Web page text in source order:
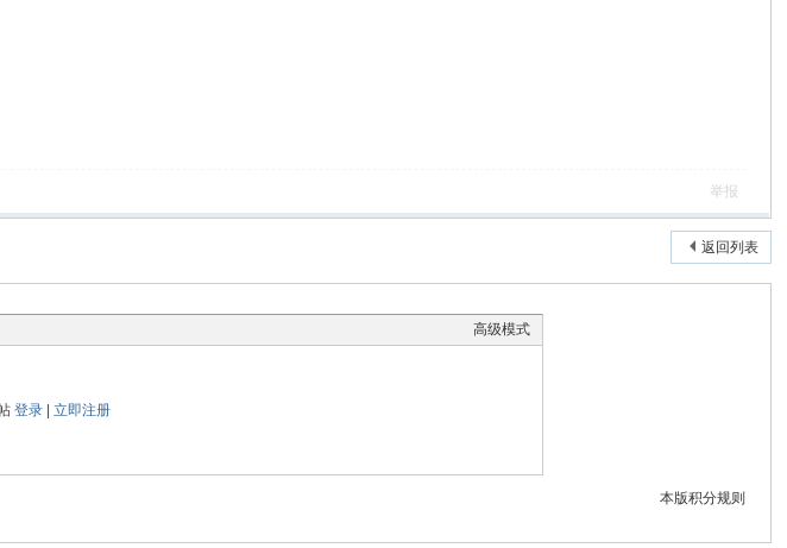
举报
返回列表
高级模式
登录 |立即注册
本版积分规则